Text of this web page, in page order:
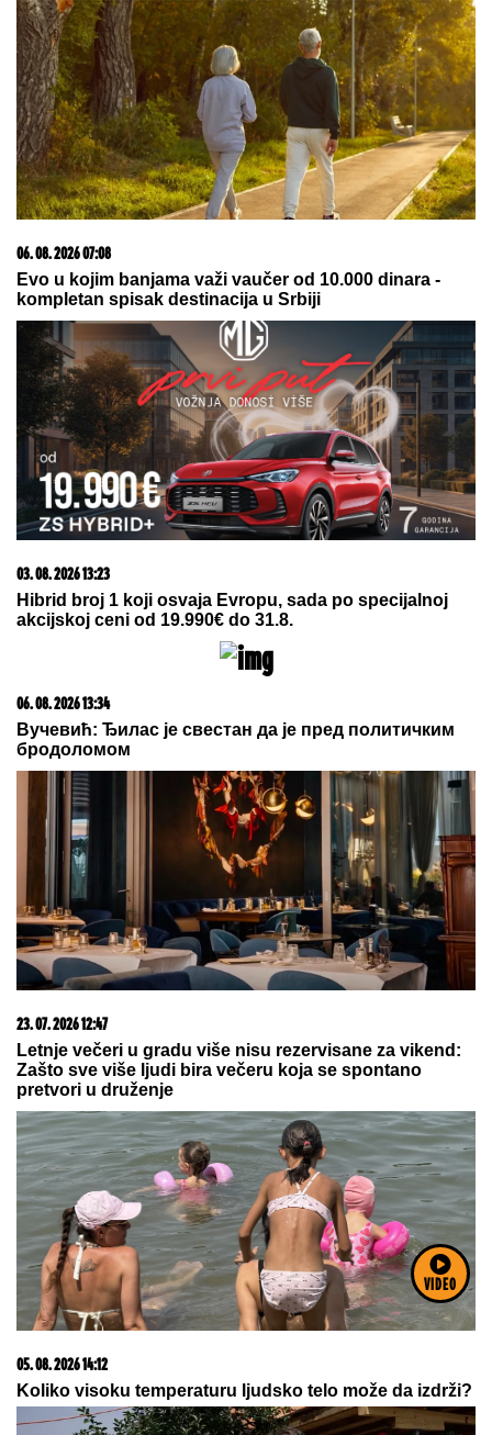
VIDEO
05. 08. 2026 06:45
Šta dete nasleđuje od oca, a šta od majke? Sve što
treba da znate o genetici
09. 07. 2026 09:20
Komfor po meri klijenata: nova linija paketa ALTA
banke
Marija (3) se igrala u dvorištu i samo je nestala: Posle
42 godine otac je pronašao, zanemeo je kada je saznao
06. 08. 2026 07:08
Evo u kojim banjama važi vaučer od 10.000 dinara -
03. 08. 2026 13:23
akcijskoj ceni od 19.990€ do 31.8.